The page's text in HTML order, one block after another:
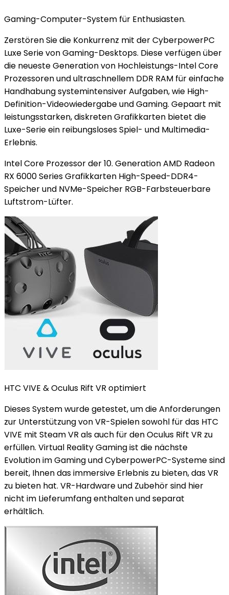
Gaming-Computer-System für Enthusiasten.
Zerstören Sie die Konkurrenz mit der CyberpowerPC
Luxe Serie von Gaming-Desktops. Diese verfügen über
die neueste Generation von Hochleistungs-Intel Core
Prozessoren und ultraschnellem DDR RAM für einfache
Handhabung systemintensiver Aufgaben, wie High-
Definition-Videowiedergabe und Gaming. Gepaart mit
leistungsstarken, diskreten Grafikkarten bietet die
Luxe-Serie ein reibungsloses Spiel- und Multimedia-
Erlebnis.
Intel Core Prozessor der 10. Generation AMD Radeon
RX 6000 Series Grafikkarten High-Speed-DDR4-
Speicher und NVMe-Speicher RGB-Farbsteuerbare
Luftstrom-Lüfter.
HTC VIVE & Oculus Rift VR optimiert
Dieses System wurde getestet, um die Anforderungen
zur Unterstützung von VR-Spielen sowohl für das HTC
VIVE mit Steam VR als auch für den Oculus Rift VR zu
erfüllen. Virtual Reality Gaming ist die nächste
Evolution im Gaming und CyberpowerPC-Systeme sind
bereit, Ihnen das immersive Erlebnis zu bieten, das VR
zu bieten hat. VR-Hardware und Zubehör sind hier
nicht im Lieferumfang enthalten und separat
erhältlich.